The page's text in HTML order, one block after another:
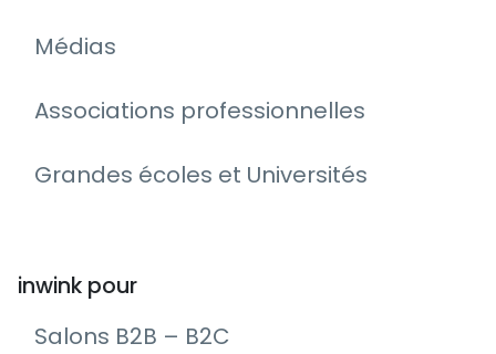
Médias
Associations professionnelles
Grandes écoles et Universités
inwink pour
Salons B2B – B2C